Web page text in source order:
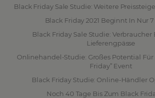
Black Friday Sale Studie: Weitere
Black Friday 2021 Beginnt In Nur 7
Black Friday Sale Studie: Verbraucher
Lieferengpässe
Onlinehandel-Studie: Großes Potential Für
Friday” Event
Black Friday Studie: Online-Händler
Noch 40 Tage Bis Zum Black